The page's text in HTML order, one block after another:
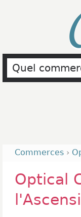
Commerces ›
Optical